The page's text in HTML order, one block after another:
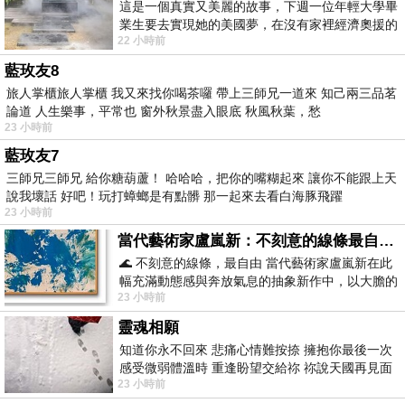
這是一個真實又美麗的故事，下週一位年輕大學畢
業生要去實現她的美國夢，在沒有家裡經濟奧援的
情況下，靠著自我努力工作累積出國基
22 小時前
藍玫友8
旅人掌櫃旅人掌櫃 我又來找你喝茶囉 帶上三師兄一道來 知己兩三品茗
論道 人生樂事，平常也 窗外秋景盡入眼底 秋風秋葉，愁
23 小時前
藍玫友7
三師兄三師兄 給你糖葫蘆！ 哈哈哈，把你的嘴糊起來 讓你不能跟上天
說我壞話 好吧！玩打蟑螂是有點髒 那一起來去看白海豚飛躍
23 小時前
當代藝術家盧嵐新：不刻意的線條最自由，讓色彩流動、筆觸自己說話
🌊 不刻意的線條，最自由 當代藝術家盧嵐新在此
幅充滿動態感與奔放氣息的抽象新作中，以大膽的
藍色顏料在白色畫布上揮灑、壓印與流淌
23 小時前
靈魂相願
知道你永不回來 悲痛心情難按捺 擁抱你最後一次
感受微弱體溫時 重逢盼望交給祢 祢說天國再見面
此刻忍淚說別離 他日靈魂再
23 小時前